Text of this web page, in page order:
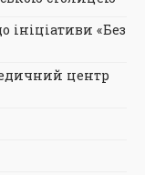
ініціативи «Без
центр